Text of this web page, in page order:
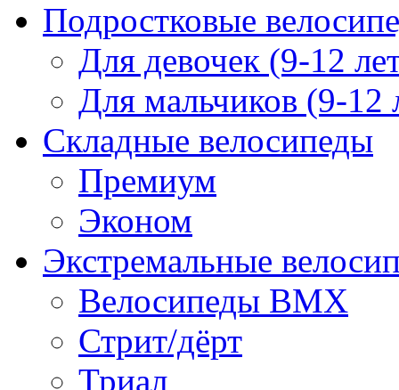
Подростковые
Для девочек (9-12
Для мальчиков (9-12
Складные велосипеды
Премиум
Эконом
Экстремальные
Велосипеды BMX
Стрит/дёрт
Триал